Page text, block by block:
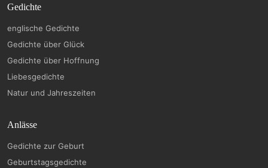
Gedichte
englische Gedichte
Gedichte über Glück
Gedichte über Hoffnung
Liebesgedichte
Natur und Jahreszeiten
Anlässe
Gedichte zur Geburt
Geburtstagsgedichte